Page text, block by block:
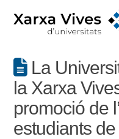
La
la Xarxa
promoció de
estudiants